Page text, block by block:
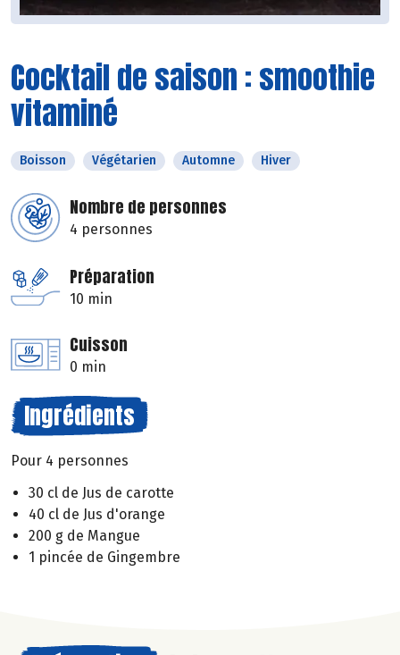
Cocktail de saison : smoothie
vitaminé
Boisson Végétarien Automne Hiver
Nombre de personnes
4 personnes
Préparation
10 min
Cuisson
0 min
Ingrédients
Pour 4 personnes
30 cl de Jus de carotte
40 cl de Jus d'orange
200 g de Mangue
1 pincée de Gingembre